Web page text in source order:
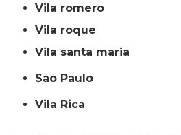
vila romero
vila roque
vila santa maria
São Paulo
Vila Rica